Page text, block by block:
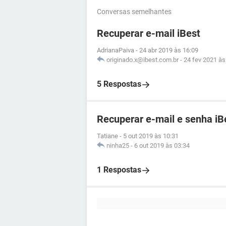
Conversas semelhantes
Recuperar e-mail iBest
AdrianaPaiva - 24 abr 2019 às 16:09
originado.x@ibest.com.br - 24 fev 2021
5 Respostas
Recuperar e-mail e senha
Tatiane - 5 out 2019 às 10:31
ninha25 - 6 out 2019 às 03:34
1 Respostas